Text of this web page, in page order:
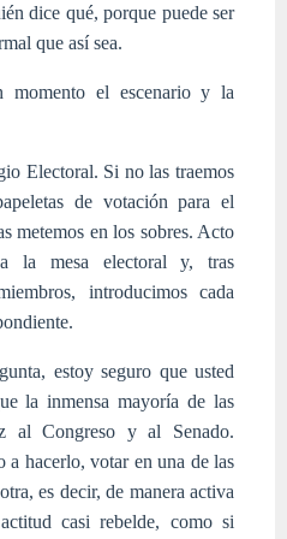
dice qué, porque puede ser
que así sea.
momento el escenario y la
Electoral. Si no las traemos
de votación para el
metemos en los sobres. Acto
la mesa electoral y, tras
introducimos cada
estoy seguro que usted
la inmensa mayoría de las
al Congreso y al Senado.
a hacerlo, votar en una de las
es decir, de manera activa
casi rebelde, como si